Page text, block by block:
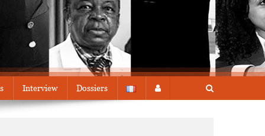
Interview Dossiers